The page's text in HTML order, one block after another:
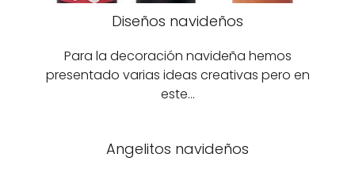
Diseños navideños
Para la decoración navideña hemos
presentado varias ideas creativas pero en
este…
Angelitos navideños